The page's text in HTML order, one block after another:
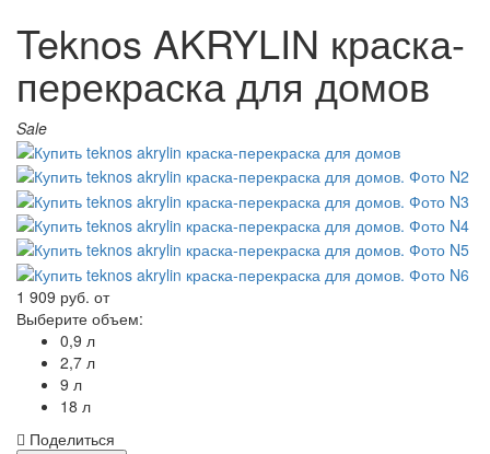
Teknos AKRYLIN краска-
перекраска для домов
Sale
1 909 руб. от
Выберите объем:
0,9 л
2,7 л
9 л
18 л
Поделиться